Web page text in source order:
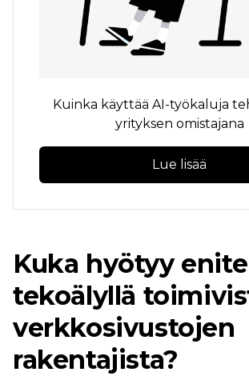
Kuinka käyttää AI-työkaluja
yrityksen omistajana
Lue lisää
Kuka hyötyy
tekoälyllä
verkkosivustojen
rakentajista?